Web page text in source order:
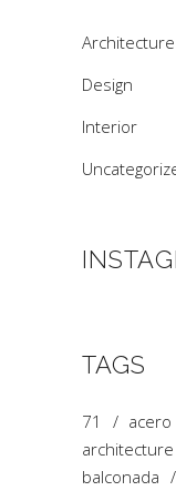
Architecture
Design
Interior
TAGS
71 acero
architecture
balconada